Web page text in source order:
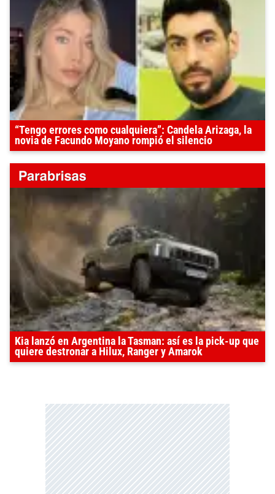
“Tengo errores como cualquiera”: Candela Arizaga, la
novia de Facundo Moyano rompió el silencio
Kia lanzó en Argentina la Tasman: así es la pick-up que
quiere destronar a Hilux, Ranger y Amarok